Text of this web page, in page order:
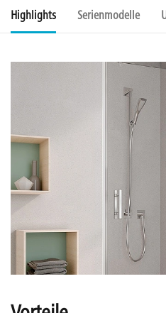
Highlights Serienmodelle